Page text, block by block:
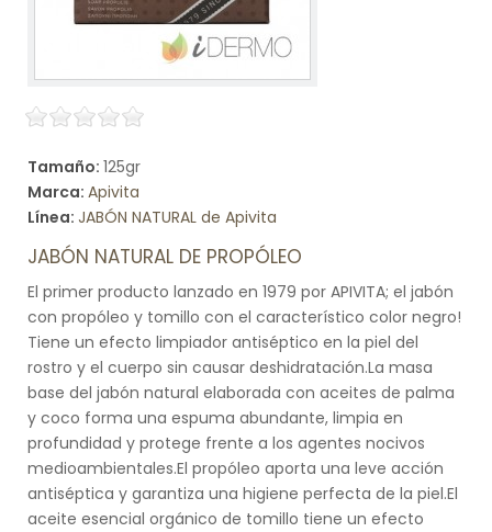
Tamaño: 125gr
Marca: Apivita
Línea: JABÓN NATURAL de Apivita
JABÓN NATURAL DE PROPÓLEO
El primer producto lanzado en 1979 por APIVITA; el jabón
con propóleo y tomillo con el característico color negro!
Tiene un efecto limpiador antiséptico en la piel del
rostro y el cuerpo sin causar deshidratación.La masa
base del jabón natural elaborada con aceites de palma
y coco forma una espuma abundante, limpia en
profundidad y protege frente a los agentes nocivos
medioambientales.El propóleo aporta una leve acción
antiséptica y garantiza una higiene perfecta de la piel.El
aceite esencial orgánico de tomillo tiene un efecto